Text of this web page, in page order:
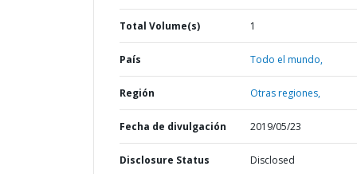
Total Volume(s) 1
País Todo el mundo,
Región Otras regiones,
Fecha de divulgación 2019/05/23
Disclosure Status Disclosed